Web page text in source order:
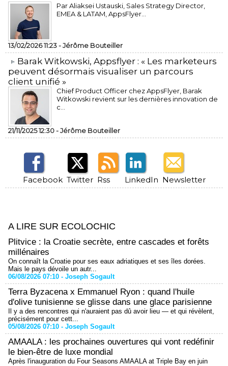
Par Aliaksei Ustauski, Sales Strategy Director,
EMEA & LATAM, AppsFlyer...
13/02/2026 11:23 -Jérôme Bouteiller
​Barak Witkowski, Appsflyer : « Les marketeurs
peuvent désormais visualiser un parcours
client unifié »
Chief Product Officer chez AppsFlyer, ​Barak
Witkowski revient sur les dernières innovation de
c...
21/11/2025 12:30 -Jérôme Bouteiller
Facebook Twitter Rss LinkedIn Newsletter
A LIRE SUR ECOLOCHIC
Plitvice : la Croatie secrète, entre cascades et forêts
millénaires
On connaît la Croatie pour ses eaux adriatiques et ses îles dorées.
Mais le pays dévoile un autr...
06/08/2026 07:10 - Joseph Sogault
Terra Byzacena x Emmanuel Ryon : quand l'huile
d'olive tunisienne se glisse dans une glace parisienne
Il y a des rencontres qui n'auraient pas dû avoir lieu — et qui révèlent,
précisément pour cett...
05/08/2026 07:10 - Joseph Sogault
AMAALA : les prochaines ouvertures qui vont redéfinir
le bien-être de luxe mondial
Après l'inauguration du Four Seasons AMAALA at Triple Bay en juin